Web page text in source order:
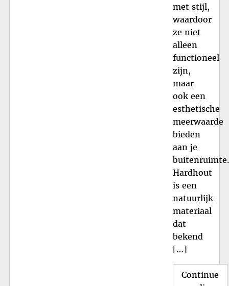
met stijl,
waardoor
ze niet
alleen
functioneel
zijn,
maar
ook een
esthetische
meerwaarde
bieden
aan je
buitenruimte.
Hardhout
is een
natuurlijk
materiaal
dat
bekend
[…]
Continue